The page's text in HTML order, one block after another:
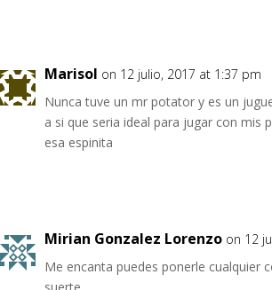
Marisol on 12 julio, 2017 at 1:37 pm
Nunca tuve un mr potator y es un
a si que seria ideal para jugar con mis
esa espinita
Mirian Gonzalez Lorenzo on 12
Me encanta puedes ponerle cualquier
suerte